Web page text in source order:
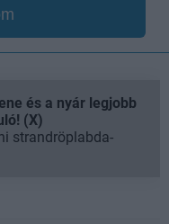
és a nyár legjobb
(X)
strandröplabda-